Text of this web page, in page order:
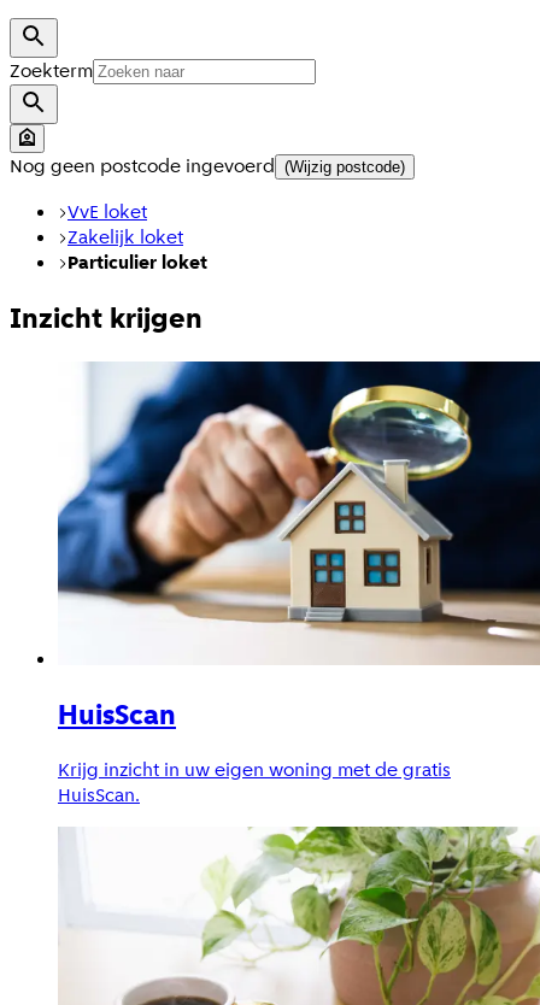
Zoekterm
Nog geen postcode ingevoerd (Wijzig postcode)
VvE loket
Zakelijk loket
Particulier loket
Inzicht krijgen
HuisScan
Krijg inzicht in uw eigen woning met de gratis
HuisScan.